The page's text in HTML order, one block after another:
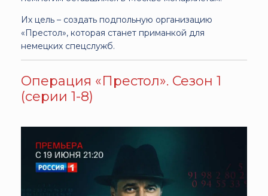
Их цель – создать подпольную организацию
«Престол», которая станет приманкой для
немецких спецслужб.
Операция «Престол». Сезон 1
(серии 1-8)